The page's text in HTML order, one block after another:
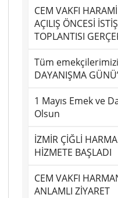
CEM VAKFI
AÇILIŞ ÖNCESİ
TOPLANTISI
Tüm
DAYANIŞMA
1 Mayıs Emek ve
Olsun
İZMİR ÇİĞLİ
HİZMETE BAŞLADI
CEM VAKFI
ANLAMLI ZİYARET